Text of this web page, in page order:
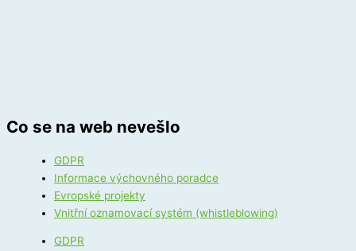
Co se na web nevešlo
GDPR
Informace výchovného poradce
Evropské projekty
Vnitřní oznamovací systém (whistleblowing)
GDPR